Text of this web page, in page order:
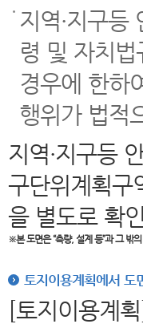
지역·지구
령 및 자치
경우에 한하
행위가 법적
지역·지구등
구단위계획구
을 별도로 확
※본 도면은“측량, 설계 등”과 그 밖
토지이용계획에서 도
[토지이용계